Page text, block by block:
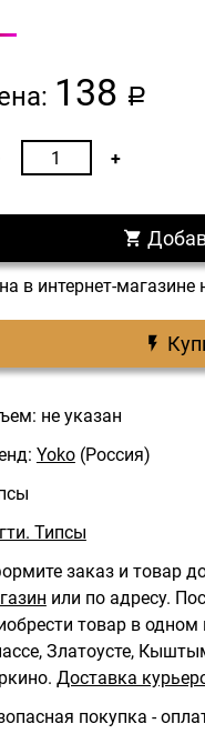
138 a
в интернет-
не указан
Yoko (Россия)
Типсы
заказ и товар
или по адресу.
товар в
Златоусте,
Доставка
покупка -